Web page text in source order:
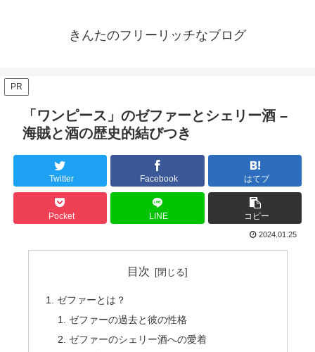
きんたのフリーリッチなブログ
PR
「ワンピース」のゼファーとシェリー酒 –
海賊と酒の歴史的結びつき
Twitter Facebook はてブ
Pocket LINE コピー
2024.01.25
目次
ゼファーとは？
ゼファーの過去と彼の性格
ゼファーのシェリー酒への愛着